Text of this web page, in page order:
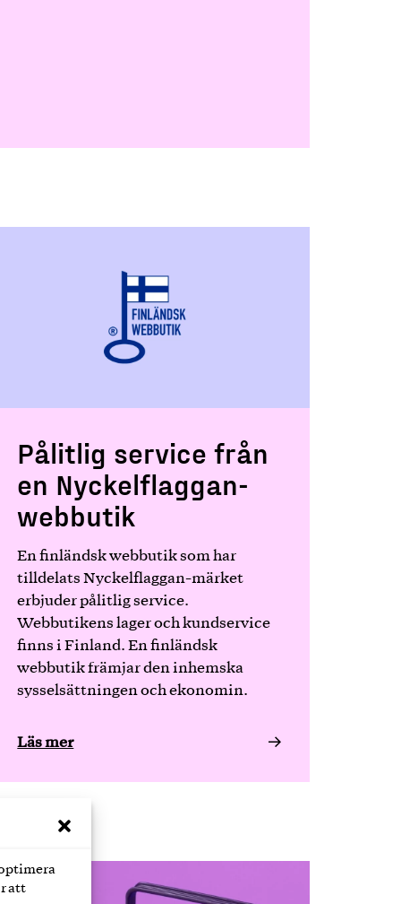
att
Pålitlig service från
en Nyckelflaggan-
webbutik
En finländsk webbutik som har
tilldelats Nyckelflaggan-märket
erbjuder pålitlig service.
Webbutikens lager och kundservice
finns i Finland. En finländsk
webbutik främjar den inhemska
sysselsättningen och ekonomin.
Läs mer